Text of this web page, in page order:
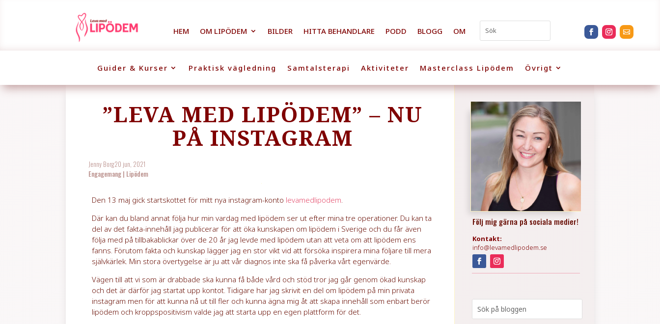
HEM OM LIPÖDEM BILDER HITTA BEHANDLARE PODD BLOGG OM
Guider & Kurser Praktisk vägledning Samtalsterapi Aktiviteter Masterclass Lipödem Övrigt
”LEVA MED LIPÖDEM” – NU
PÅ INSTAGRAM
Jenny Borg20 jun, 2021
Engagemang| Lipödem
Den 13 maj gick startskottet för mitt nya instagram-konto levamedlipodem
Där kan du bland annat följa hur min vardag med lipödem ser ut efter mina tre operationer. Du kan ta
del av det fakta-innehåll jag publicerar för att öka kunskapen om lipödem i Sverige och du får även
följa med på tillbakablickar över de 20 år jag levde med lipödem utan att veta om att lipödem ens
fanns. Förutom fakta och kunskap lägger jag en stor vikt vid att försöka inspirera mina följare till mera
självkärlek. Min stora övertygelse är ju att vår diagnos inte ska få påverka vårt egenvärde.
Vägen till att vi som är drabbade ska kunna få både vård och stöd tror jag går genom ökad kunskap
och det är därför jag startat upp kontot. Tidigare har jag skrivit en del om lipödem på min privata
instagram men för att kunna nå ut till fler och kunna ägna mig åt att skapa innehåll som enbart berör
lipödem och kroppspositivism valde jag att starta upp en egen plattform för det.
Följ mig gärna på sociala medier!
Kontakt:
info@levamedlipodem.se